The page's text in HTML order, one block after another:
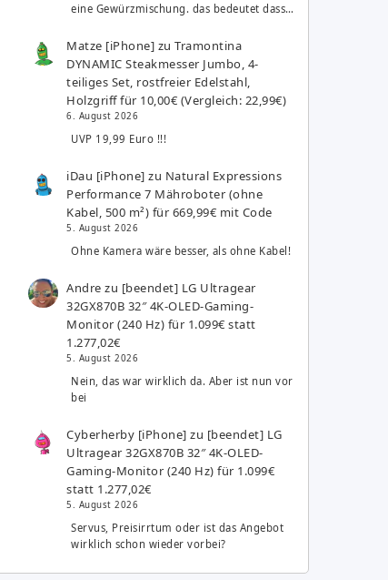
eine Gewürzmischung. das bedeutet dass…
Matze [iPhone] zuTramontina
DYNAMIC Steakmesser Jumbo, 4-
teiliges Set, rostfreier Edelstahl,
Holzgriff für 10,00€ (Vergleich: 22,99€)
6. August 2026
UVP 19,99 Euro !!!
iDau [iPhone] zu Natural Expressions
Performance 7 Mähroboter (ohne
Kabel, 500 m²) für 669,99€ mit Code
5. August 2026
Ohne Kamera wäre besser, als ohne Kabel!
Andre zu [beendet] LG Ultragear
32GX870B 32″ 4K-OLED-Gaming-
Monitor (240 Hz) für 1.099€ statt
1.277,02€
5. August 2026
Nein, das war wirklich da. Aber ist nun vor
bei
Cyberherby [iPhone] zu [beendet] LG
Ultragear 32GX870B 32″ 4K-OLED-
Gaming-Monitor (240 Hz) für 1.099€
statt 1.277,02€
5. August 2026
Servus, Preisirrtum oder ist das Angebot
wirklich schon wieder vorbei?